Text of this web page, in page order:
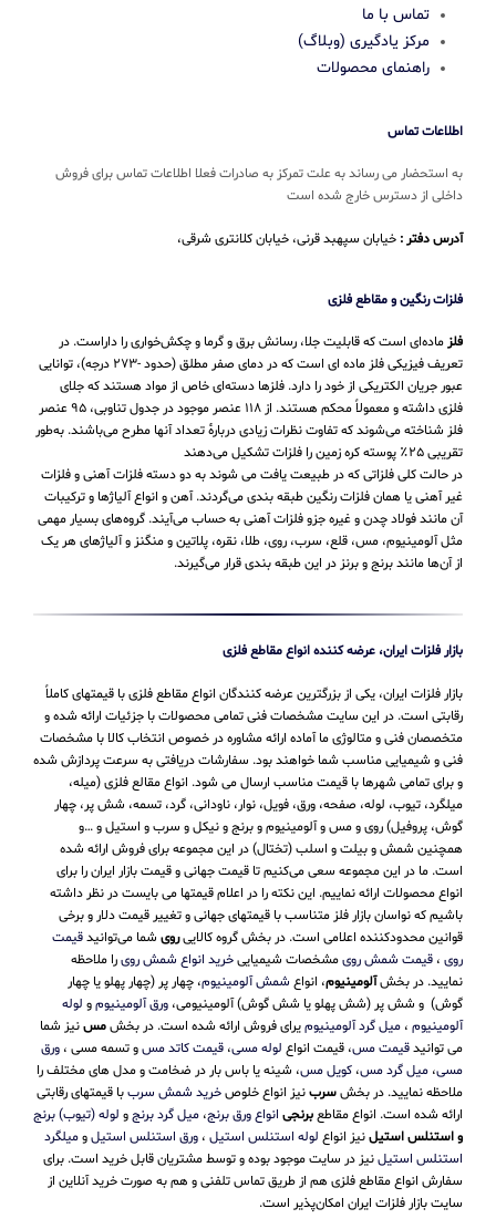
تماس با ما
مرکز یادگیری (وبلاگ)
راهنمای محصولات
اطلاعات تماس
به استحضار می رساند به علت تمرکز به صادرات فعلا اطلاعات تماس برای فروش
داخلی از دسترس خارج شده است
آدرس دفتر : خیابان سپهبد قرنی، خیابان کلانتری شرقی،
فلزات رنگین و مقاطع فلزی
فلزماده‌ای است که قابلیت جلا، رسانش برق و گرما و چکش‌خواری را داراست. در
تعریف فیزیکی فلز ماده ای است که در دمای صفر مطلق (حدود -۲۷۳ درجه)، توانایی
عبور جریان الکتریکی از خود را دارد. فلزها دسته‌ای خاص از مواد هستند که جلای
فلزی داشته و معمولاً محکم هستند. از ۱۱۸ عنصر موجود در جدول تناوبی، ۹۵ عنصر
فلز شناخته می‌شوند که تفاوت نظرات زیادی دربارهٔ تعداد آنها مطرح می‌باشند. به‌طور
تقریبی ۲۵٪ پوسته کره زمین را فلزات تشکیل می‌دهند
در حالت کلی فلزاتی که در طبیعت یافت می شوند به دو دسته فلزات آهنی و فلزات
غیر آهنی یا همان فلزات رنگین طبقه بندی می‌گردند. آهن و انواع آلیاژها و ترکیبات
آن مانند فولاد چدن و غیره جزو فلزات آهنی به حساب می‌‌آیند. گروه‌های بسیار مهمی
مثل آلومینیوم، مس، قلع، سرب، روی، طلا، نقره، پلاتین و منگنز و آلیاژهای هر یک
از آن‌ها مانند برنج و برنز در این طبقه‌ بندی قرار می‌‌گیرند.
بازار فلزات ایران، عرضه کننده انواع مقاطع فلزی
بازار فلزات ایران، یکی از بزرگترین عرضه کنندگان انواع مقاطع فلزی با قیمتهای کاملاً
رقابتی است. در این سایت مشخصات فنی تمامی محصولات با جزئیات ارائه شده و
متخصصان فنی و متالوژی ما آماده ارائه مشاوره در خصوص انتخاب کالا با مشخصات
فنی و شیمیایی مناسب شما خواهند بود. سفارشات دریافتی به سرعت پردازش شده
و برای تمامی شهرها با قیمت مناسب ارسال می شود. انواع مقالع فلزی (میله،
میلگرد، تیوب، لوله، صفحه، ورق، فویل، نوار، ناودانی، گرد، تسمه، شش پر، چهار
گوش، پروفیل) روی و مس و آلومینیوم و برنج و نیکل و سرب و استیل و …و
همچنین شمش و بیلت و اسلب (تختال) در این مجموعه برای فروش ارائه شده
است. ما در این مجموعه سعی می‌کنیم تا قیمت جهانی و قیمت بازار ایران را برای
انواع محصولات ارائه نماییم. این نکته را در اعلام قیمتها می بایست در نظر داشته
باشیم که نواسان بازار فلز متناسب با قیمتهای جهانی و تغییر قیمت دلار و برخی
قوانین محدودکننده اعلامی است. در بخش گروه کالاییروی شما می‌توانیدقیمت
روی ، قیمت شمش رویمشخصات شیمیاییخرید انواع شمش رویرا ملاحظه
نمایید. در بخشآلومینیوم، انواع شمش آلومینیوم، چهار پر (چهار پهلو یا چهار
گوش) و شش پر (شش پهلو یا شش گوش) آلومینیومی، ورق آلومینیومو لوله
آلومینیوم ، میل گرد آلومینیومیرای فروش ارائه شده است. در بخشمسنیز شما
می توانیدقیمت مس، قیمت انواع لوله مسی، قیمت کاتد مسو تسمه مسی ، ورق
مسی، میل گرد مس، کویل مس، شینه یا باس بار در ضخامت و مدل های مختلف را
ملاحظه نمایید. در بخشسربنیز انواع خلوصخرید شمش سرببا قیمتهای رقابتی
ارائه شده است. انواع مقاطعبرنجی انواع ورق برنج، میل گرد برنجو لوله (تیوب) برنج
و استنلس استیلنیز انواع لوله استنلس استیل ، ورق استنلس استیلومیلگرد
استنلس استیلنیز در سایت موجود بوده و توسط مشتریان قابل خرید است. برای
سفارش انواع مقاطع فلزی هم از طریق تماس تلفنی و هم به صورت خرید آنلاین از
سایت بازار فلزات ایران امکان‌پذیر است.